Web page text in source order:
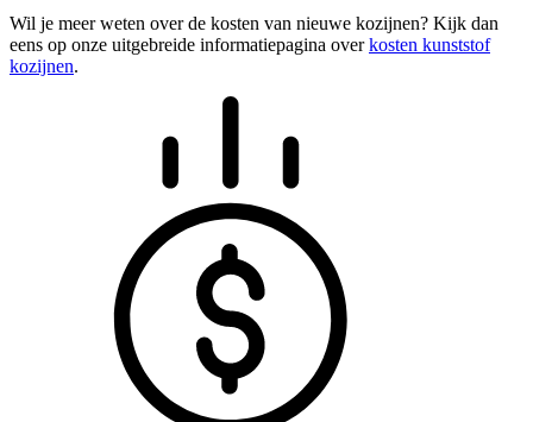
Wil je meer weten over de kosten van nieuwe kozijnen? Kijk dan
eens op onze uitgebreide informatiepagina overkosten kunststof
kozijnen.